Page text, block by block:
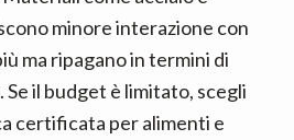
minore interazione con
ma ripagano in termini di
Se il budget è limitato, scegli
certificata per alimenti e